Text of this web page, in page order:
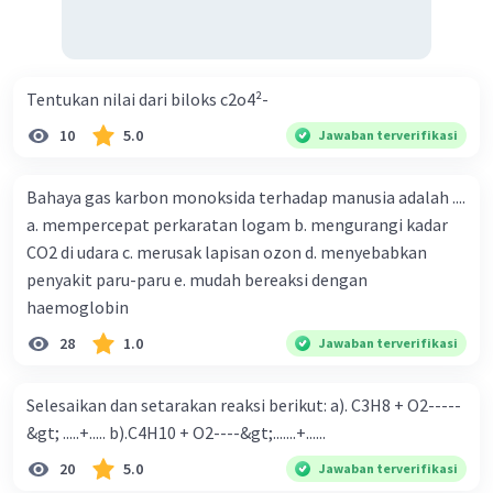
Tentukan nilai dari biloks c2o4²-
10 5.0 Jawaban terverifikasi
Bahaya gas karbon monoksida terhadap manusia adalah ....
a. mempercepat perkaratan logam b. mengurangi kadar
CO2 di udara c. merusak lapisan ozon d. menyebabkan
penyakit paru-paru e. mudah bereaksi dengan
haemoglobin
28 1.0 Jawaban terverifikasi
Selesaikan dan setarakan reaksi berikut: a). C3H8 + O2-----
&gt; .....+..... b).C4H10 + O2----&gt;.......+......
20 5.0 Jawaban terverifikasi